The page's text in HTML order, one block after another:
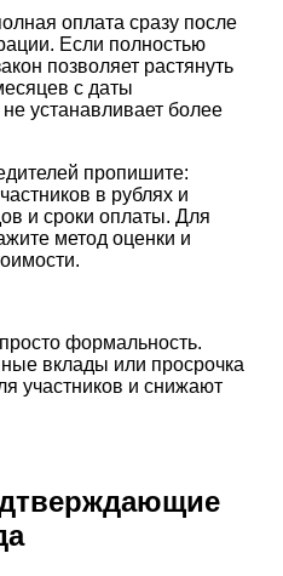
оплата сразу после
Если полностью
позволяет растянуть
с даты
устанавливает более
пропишите:
в рублях и
и сроки оплаты. Для
метод оценки и
формальность.
вклады или просрочка
участников и снижают